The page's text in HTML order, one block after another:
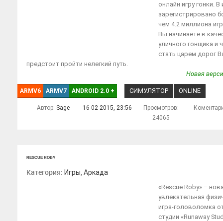
онлайн игру гонки. В
зарегистрировано
чем 4.2 миллиона
Вы начинаете в
уличного гонщика и
стать царем дорог
предстоит пройти нелегкий путь.
Новая
ARMV6 ARMV7 ANDROID 2.0 + СИМУЛЯТОР ONLINE
Автор: Sage 16-02-2015, 23:56
Просмотров:
24065
RESCUE ROBY
Категория: Игры,Аркада
«Rescue Roby» –
увлекательная
игра-головоломка
студии «Runaway